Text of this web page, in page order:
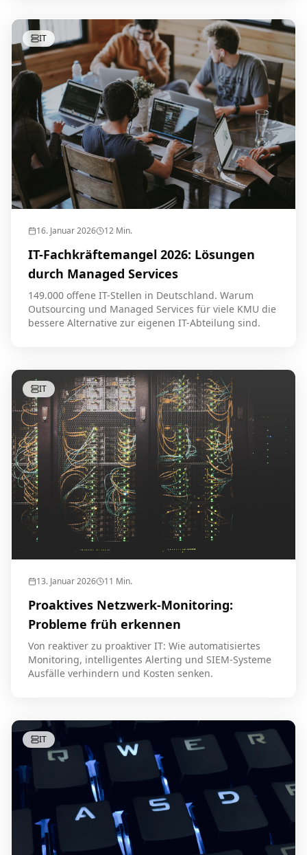
IT
16. Januar 2026 12 Min.
IT-Fachkräftemangel 2026: Lösungen
durch Managed Services
149.000 offene IT-Stellen in Deutschland. Warum
Outsourcing und Managed Services für viele KMU die
bessere Alternative zur eigenen IT-Abteilung sind.
IT
13. Januar 2026 11 Min.
Proaktives Netzwerk-Monitoring:
Probleme früh erkennen
Von reaktiver zu proaktiver IT: Wie automatisiertes
Monitoring, intelligentes Alerting und SIEM-Systeme
Ausfälle verhindern und Kosten senken.
IT